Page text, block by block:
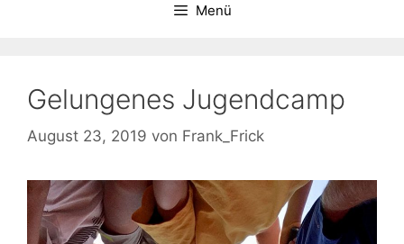
Menü
Gelungenes Jugendcamp
August 23, 2019 von Frank_Frick